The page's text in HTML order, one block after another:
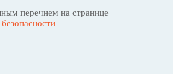
перечнем на странице